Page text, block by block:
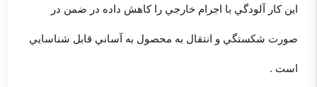
اين كار آلودگي با اجرام خارجي را كاهش داده در ضمن در
صورت شكستگي و انتقال به محصول به آساني قابل شناسايي
است .